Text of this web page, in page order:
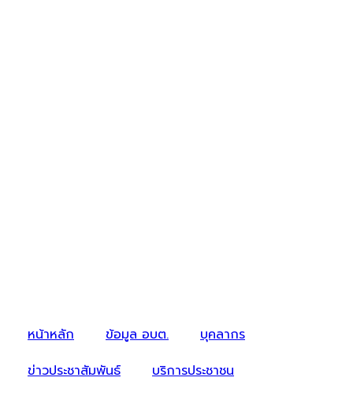
หน้าหลัก ข้อมูล อบต.
บุคลากร
ข่าวประชาสัมพันธ์
บริการประชาชน